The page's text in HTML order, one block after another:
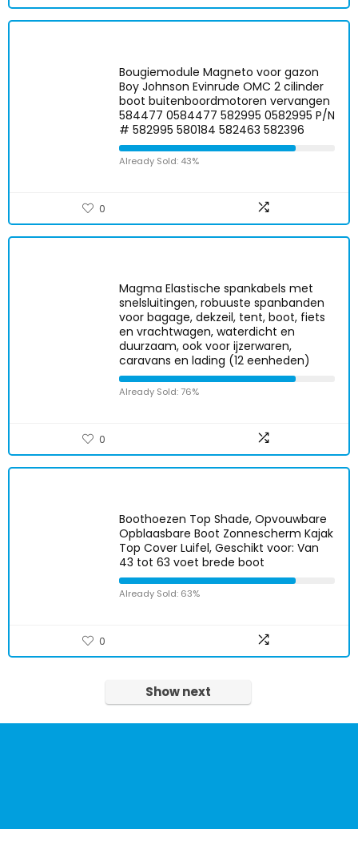
Bougiemodule Magneto voor gazon
Boy Johnson Evinrude OMC 2 cilinder
boot buitenboordmotoren vervangen
584477 0584477 582995 0582995 P/N
# 582995 580184 582463 582396
Already Sold: 43%
0
Magma Elastische spankabels met
snelsluitingen, robuuste spanbanden
voor bagage, dekzeil, tent, boot, fiets
en vrachtwagen, waterdicht en
duurzaam, ook voor ijzerwaren,
caravans en lading (12 eenheden)
Already Sold: 76%
0
Boothoezen Top Shade, Opvouwbare
Opblaasbare Boot Zonnescherm Kajak
Top Cover Luifel, Geschikt voor: Van
43 tot 63 voet brede boot
Already Sold: 63%
0
Show next